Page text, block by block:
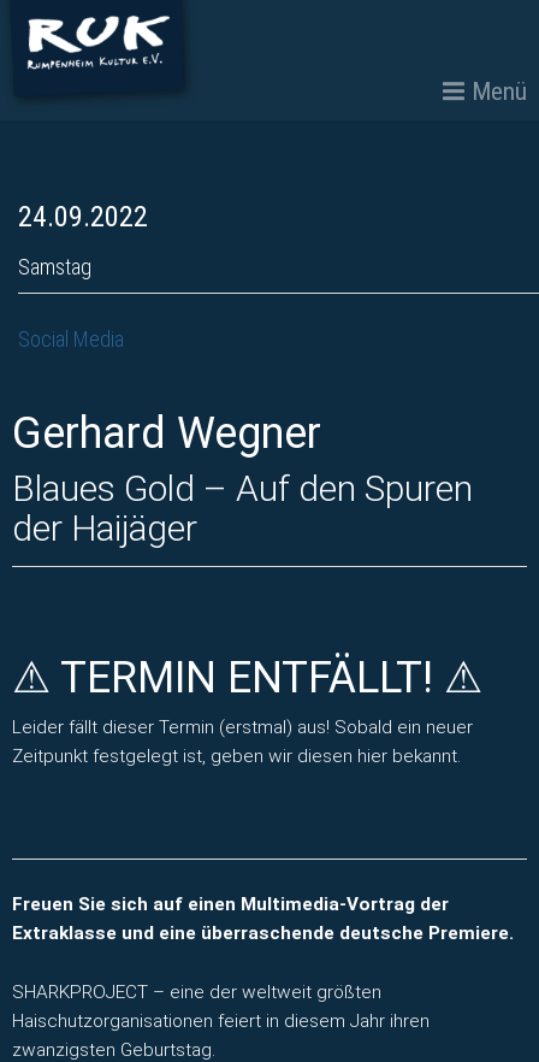
Menü
24.09.2022
Samstag
Social Media
Gerhard Wegner
Blaues Gold – Auf den Spuren
der Haijäger
⚠ TERMIN ENTFÄLLT! ⚠
Leider fällt dieser Termin (erstmal) aus! Sobald ein neuer
Zeitpunkt festgelegt ist, geben wir diesen hier bekannt.
Freuen Sie sich auf einen Multimedia-Vortrag der
Extraklasse und eine überraschende deutsche Premiere.
SHARKPROJECT – eine der weltweit größten
Haischutzorganisationen feiert in diesem Jahr ihren
zwanzigsten Geburtstag.